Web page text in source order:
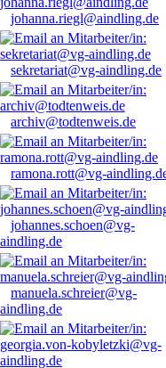
johanna.riegl@aindling.de
sekretariat@vg-aindling.de
archiv@todtenweis.de
ramona.rott@vg-
johannes.schoen@vg-
aindling.de
manuela.schreier@vg-
aindling.de